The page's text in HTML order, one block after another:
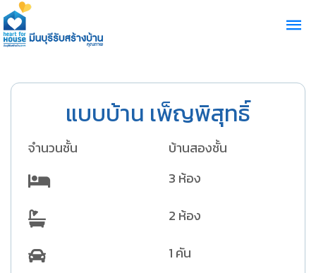
แบบบ้าน เพ็ญพิสุทธิ์
จำนวนชั้น
บ้านสองชั้น
3 ห้อง
2 ห้อง
1 คัน